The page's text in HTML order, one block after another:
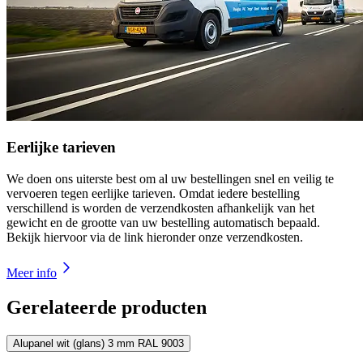
Eerlijke tarieven
We doen ons uiterste best om al uw bestellingen snel en veilig te
vervoeren tegen eerlijke tarieven. Omdat iedere bestelling
verschillend is worden de verzendkosten afhankelijk van het
gewicht en de grootte van uw bestelling automatisch bepaald.
Bekijk hiervoor via de link hieronder onze verzendkosten.
Meer info
Gerelateerde producten
Alupanel wit (glans) 3 mm RAL 9003